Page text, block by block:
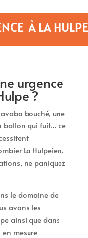
À LA HULPE
urgence
?
bouché, une
ballon qui fuit… ce
La Hulpeien.
ne paniquez
le domaine de
avons les
ainsi que dans
en mesure